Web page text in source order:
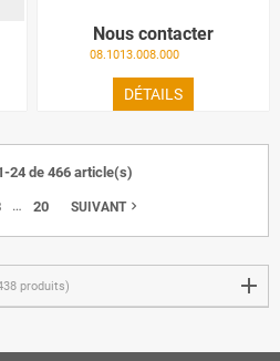
produits)
Nous contacter
08.1013.008.000
DÉTAILS
24 de 466 article(s)
… 20 SUIVANTnavigate_next